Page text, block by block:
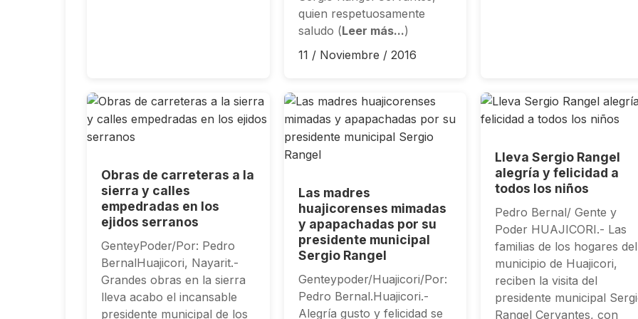
quien respetuosamente
saludo (Leer más...)
11 / Noviembre / 2016
Obras de carreteras a la
sierra y calles
empedradas en los
ejidos serranos
GenteyPoder/Por: Pedro
BernalHuajicori, Nayarit.-
Grandes obras en la sierra
lleva acabo el incansable
presidente municipal de los
Las madres
huajicorenses mimadas
y apapachadas por su
presidente municipal
Sergio Rangel
Genteypoder/Huajicori/Por:
Pedro Bernal.Huajicori.-
Alegría gusto y felicidad se
Lleva Sergio Rangel
alegría y felicidad a
todos los niños
Pedro Bernal/ Gente y
Poder HUAJICORI.- Las
familias de los hogares del
municipio de Huajicori,
reciben la visita del
presidente municipal
Rangel Cervantes, con